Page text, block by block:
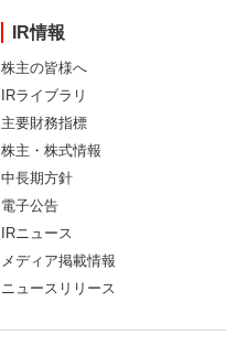
IR情報
株主の皆様へ
IRライブラリ
主要財務指標
株主・株式情報
中長期方針
電子公告
IRニュース
メディア掲載情報
ニュースリリース